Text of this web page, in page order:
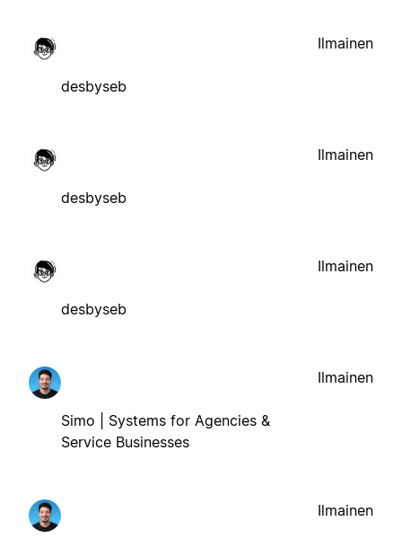
desbyseb
Ilmainen
desbyseb
Ilmainen
desbyseb
Ilmainen
Simo | Systems for Agencies &
Service Businesses
Ilmainen
Ilmainen